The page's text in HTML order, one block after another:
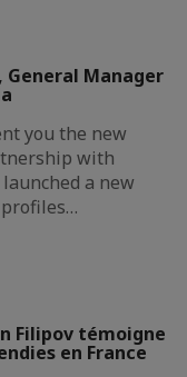
General Manager
you the new
with
launched a new
Filipov témoigne
en France